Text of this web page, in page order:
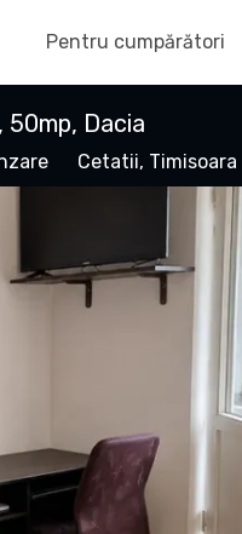
Pentru cumpărători
50mp, Dacia
Cetatii, Timisoara